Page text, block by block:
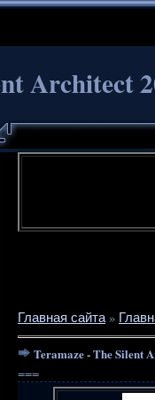
Architect
Главная сайта»
Teramaze - The Silent
===